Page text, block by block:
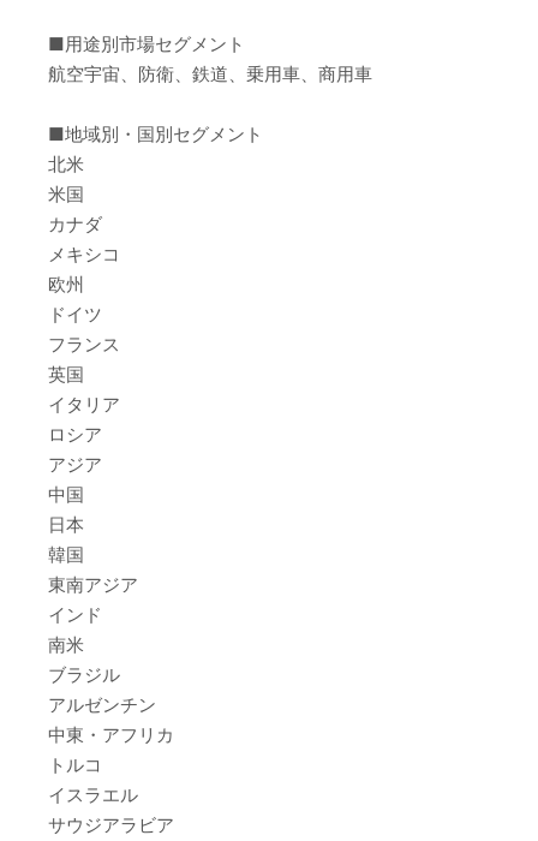
■用途別市場セグメント
航空宇宙、防衛、鉄道、乗用車、商用車
■地域別・国別セグメント
北米
米国
カナダ
メキシコ
欧州
ドイツ
フランス
英国
イタリア
ロシア
アジア
中国
日本
韓国
東南アジア
インド
南米
ブラジル
アルゼンチン
中東・アフリカ
トルコ
イスラエル
サウジアラビア